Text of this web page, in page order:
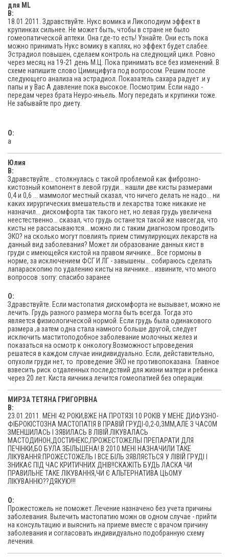
для ML
В:
18.01.2011. Здравствуйте. Нукс вомика и Ликоподиум эффект в
крупинках сильнее. Не может быть, чтобы в стране не было
гомеопатической аптеки. Она где-то есть! Узнайте. Они есть пока
можно принимать Нукс вомику в каплях, но эффект будет слабее.
Эстрадиол повышен, сделаем контроль на следующий цикл. Ровно
через месяц на 19-21 день М.Ц. Пока принимать все без изменений. В
схеме напишите слово Цимицифуга под вопросом. Решим после
следующего анализа на эстрадиол. Показатель сахара радует .и у
папы и у Вас А давление пока высокое. Посмотрим. Если надо -
передам через брата Неуро-иньель. Могу передать и крупинки тоже.
Не забывайте про диету.
O:
а
Юлия
В:
Здравствуйте... столкнулась с такой проблемой как фиброзно-
кистозный компонент в левой груди... нашли две кисты размерами
0,4 и 0,6 ... маммолог местный сказал, что ничего делать не надо... ни
каких хирургических вмешательств и лекарства тоже никакие не
назначил... дискомфорта так такого нет, но левая грудь увеличена
неестественно... сказал, что грудь останется такой же навсегда, что
кисты не рассасываются... можно ли с таким диагнозом проводить
ЭКО? на сколько могут повлиять прием стимулирующих лекарств на
данный вид заболевания? Может ли образование данных кист в
груди с имеющейся кистой на правом яичнике... Все гормоны в
норме, за исключением ФСГ И ЛГ - завышены... собираюсь сделать
лапараскопию по удалению кисты на яичнике... извините, что много
вопросов :sorry: спасибо заранее
O:
Здравствуйте. Если мастопатия дискомфорта не вызывает, можно не
лечить. Грудь разного размера могла быть всегда. Тогда это
является физиологической нормой. Если грудь была одинакового
размера ,а затем одна стала намного больше другой, следует
исключить маститоподобное заболевание молочных желез и
показаться на осмотр к онкологу.Возможност ьпроведения
решатеся в каждом случае инидивидуально. Если, дейставительно,
опухоли груди нет, то проведение ЭКО не противопоказана. Главное
взвесить риск отдаленных последствий для жизни матери и ребенка
через 20 лет. Киста яичника лечится гомеопатией без операции.
МИРЗА ТЕТЯНА ГРИГОРІВНА
В:
23.01.2011. МЕНІ 42 РОКИ,ВЖЕ НА ПРОТЯЗІ 10 РОКІВ У МЕНЕ ДИФУЗНО-
ФІБРОКІСТОЗНА МАСТОПАТІЯ В ПРАВІЙ ГРУДІ-0,2-0,3ММ,АЛЕ З ЧАСОМ
ЗМЕНШИЛАСЬ І ЗЯВИЛАСЬ В ЛІВІЙ.ЛІКУВАЛАСЬ
МАСТОДИНОН,ДОСТИНЕКС,ПРОЖЕСТОЖЕЛЬІ ПРЕПАРАТИ ДЛЯ
ПЕЧІНКИ,БО БУЛА ЗБІЛЬШЕНА!.В 2010 МЕНІ НАЗНАЧИЛИ ТАКЕ
ЛІКУВАННЯ:ПРОЖЕСТОЖЕЛЬ І ВСЕ.БІЛЬ ЗЯВЛЯЄТЬСЯ У ЛІВІЙ ГРУДІ І
ЗНИКАЄ ПІД ЧАС КРИТИЧНИХ ДНІВ!!СКАЖІТЬ БУДЬ ЛАСКА ЧИ
ПРАВИЛЬНЕ ТАКЕ ЛІКУВАННЯ,ЧИ Є АЛЬТЕРНАТИВА ЦЬОМУ
ЛІКУВАННЮ??ДЯКУЮ!!!
O:
Прожестожель не поможет. Лечение назначено без учета причины
заболевания. Вылечить мастопатию можн ов одном случае - прийти
на консультацию и выяснить на приеме вместе с врачом причину
заболевания и согласовать индивидуально подобранную схему
лечения.